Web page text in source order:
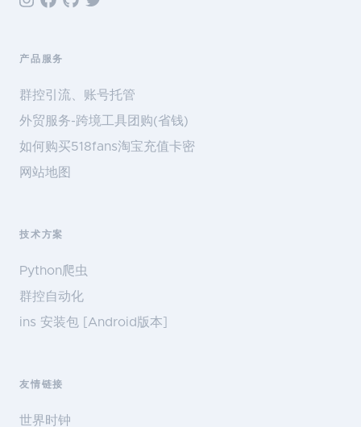
产品服务
群控引流、账号托管
外贸服务-跨境工具团购(省钱)
如何购买518fans淘宝充值卡密
网站地图
技术方案
Python爬虫
群控自动化
ins 安装包 [Android版本]
友情链接
世界时钟